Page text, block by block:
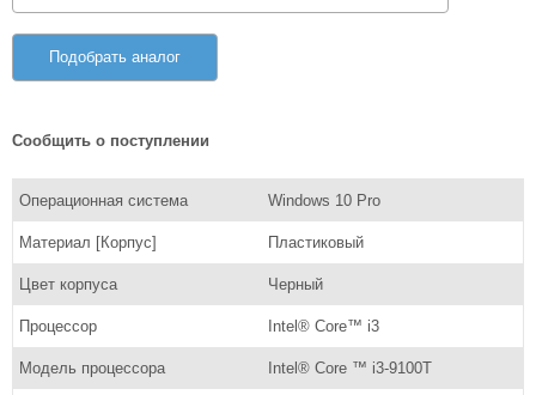
Подобрать аналог
Сообщить о поступлении
Операционная система Windows 10 Pro
Материал [Корпус] Пластиковый
Цвет корпуса Черный
Процессор Intel® Core™ i3
Модель процессора Intel® Core ™ i3-9100T